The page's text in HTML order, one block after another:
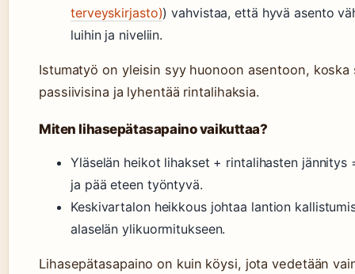
terveyskirjasto)) vahvistaa, että hyvä asento
luihin ja niveliin.
Istumatyö on yleisin syy huonoon asentoon, koska
passiivisina ja lyhentää rintalihaksia.
Miten lihasepätasapaino vaikuttaa?
Yläselän heikot lihakset + rintalihasten jännitys
ja pää eteen työntyvä.
Keskivartalon heikkous johtaa lantion
alaselän ylikuormitukseen.
Lihasepätasapaino on kuin köysi, jota vedetään